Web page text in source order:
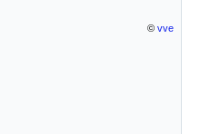
© vve